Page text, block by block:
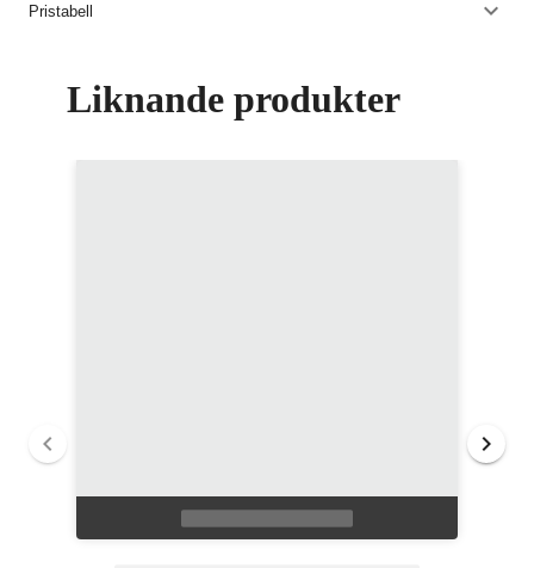
Pristabell
Liknande produkter